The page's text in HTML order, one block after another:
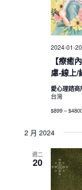
【療癒
慮-線上/
2024-01-
愛心理諮商
台灣
$899 –
2 月 2024
週二
20